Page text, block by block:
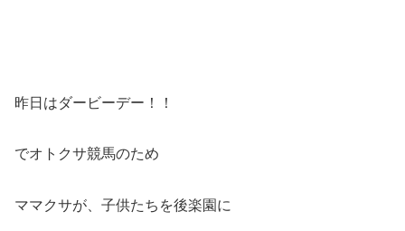
昨日はダービーデー！！
でオトクサ競馬のため
ママクサが、子供たちを後楽園に